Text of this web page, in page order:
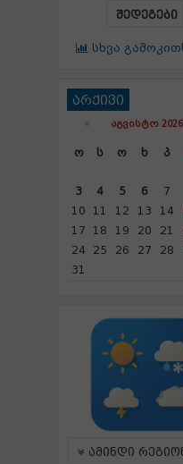
შედეგები
სხვა
არქივი
« ᲐᲒᲕᲘᲡᲢᲝ
Ო Ს Ო Ხ Პ
3
4 5 6 7
10
11 12 13 14
17
18 19 20 21
24
25 26 27 28
31
ამინდი